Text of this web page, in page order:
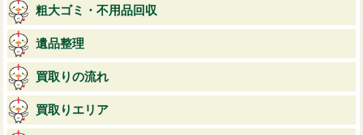
粗大ゴミ・不用品回収
遺品整理
買取りの流れ
買取りエリア